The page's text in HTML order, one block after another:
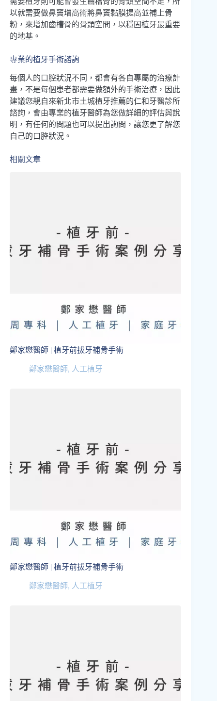
以就需要做鼻竇增高術將鼻竇黏膜提高並補上骨
粉，來增加齒槽骨的骨頭空間，以穩固植牙最重要
的地基。
專業的植牙手術諮詢
每個人的口腔狀況不同，都會有各自專屬的治療計
畫，不是每個患者都需要做額外的手術治療，因此
建議您親自來新北市土城植牙推薦的仁和牙醫診所
諮詢，會由專業的植牙醫師為您做詳細的評估與說
明，有任何的問題也可以提出詢問，讓您更了解您
自己的口腔狀況。
相關文章
鄭家懋醫師 | 植牙前拔牙補骨手術
鄭家懋醫師, 人工植牙
鄭家懋醫師 | 植牙前拔牙補骨手術
鄭家懋醫師, 人工植牙